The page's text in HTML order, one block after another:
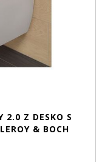
2.0 Z DESKO S
& BOCH